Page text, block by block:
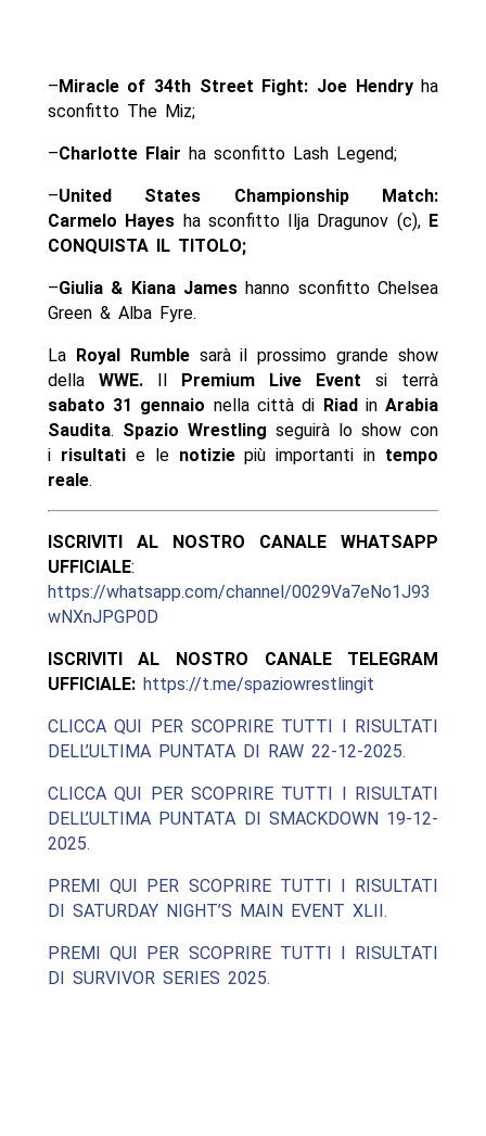
– Miracle of 34th Street Fight: Joe Hendryha
sconfitto The Miz;
–Charlotte Flair ha sconfitto Lash Legend;
–United States Championship Match:
Carmelo Hayes ha sconfitto Ilja Dragunov (c), E
CONQUISTA IL TITOLO;
–Giulia & Kiana James hanno sconfitto Chelsea
Green & Alba Fyre.
La Royal Rumble sarà il prossimo grande show
dellaWWE.Il Premium Live Event si terrà
sabato 31 gennaio nella città di Riad inArabia
Saudita. Spazio Wrestling seguirà lo show con
i risultatie le notiziepiù importanti in tempo
reale.
ISCRIVITI AL NOSTRO CANALE WHATSAPP
UFFICIALE:
https://whatsapp.com/channel/0029Va7eNo1J93
wNXnJPGP0D
ISCRIVITI AL NOSTRO CANALE TELEGRAM
UFFICIALE: https://t.me/spaziowrestlingit
CLICCA QUI PER SCOPRIRE TUTTI I RISULTATI
DELL’ULTIMA PUNTATA DI RAW 22-12-2025.
CLICCA QUI PER SCOPRIRE TUTTI I RISULTATI
DELL’ULTIMA PUNTATA DI SMACKDOWN 19-12-
2025.
PREMI QUI PER SCOPRIRE TUTTI I RISULTATI
DI SATURDAY NIGHT’S MAIN EVENT XLII.
PREMI QUI PER SCOPRIRE TUTTI I RISULTATI
DI SURVIVOR SERIES 2025.